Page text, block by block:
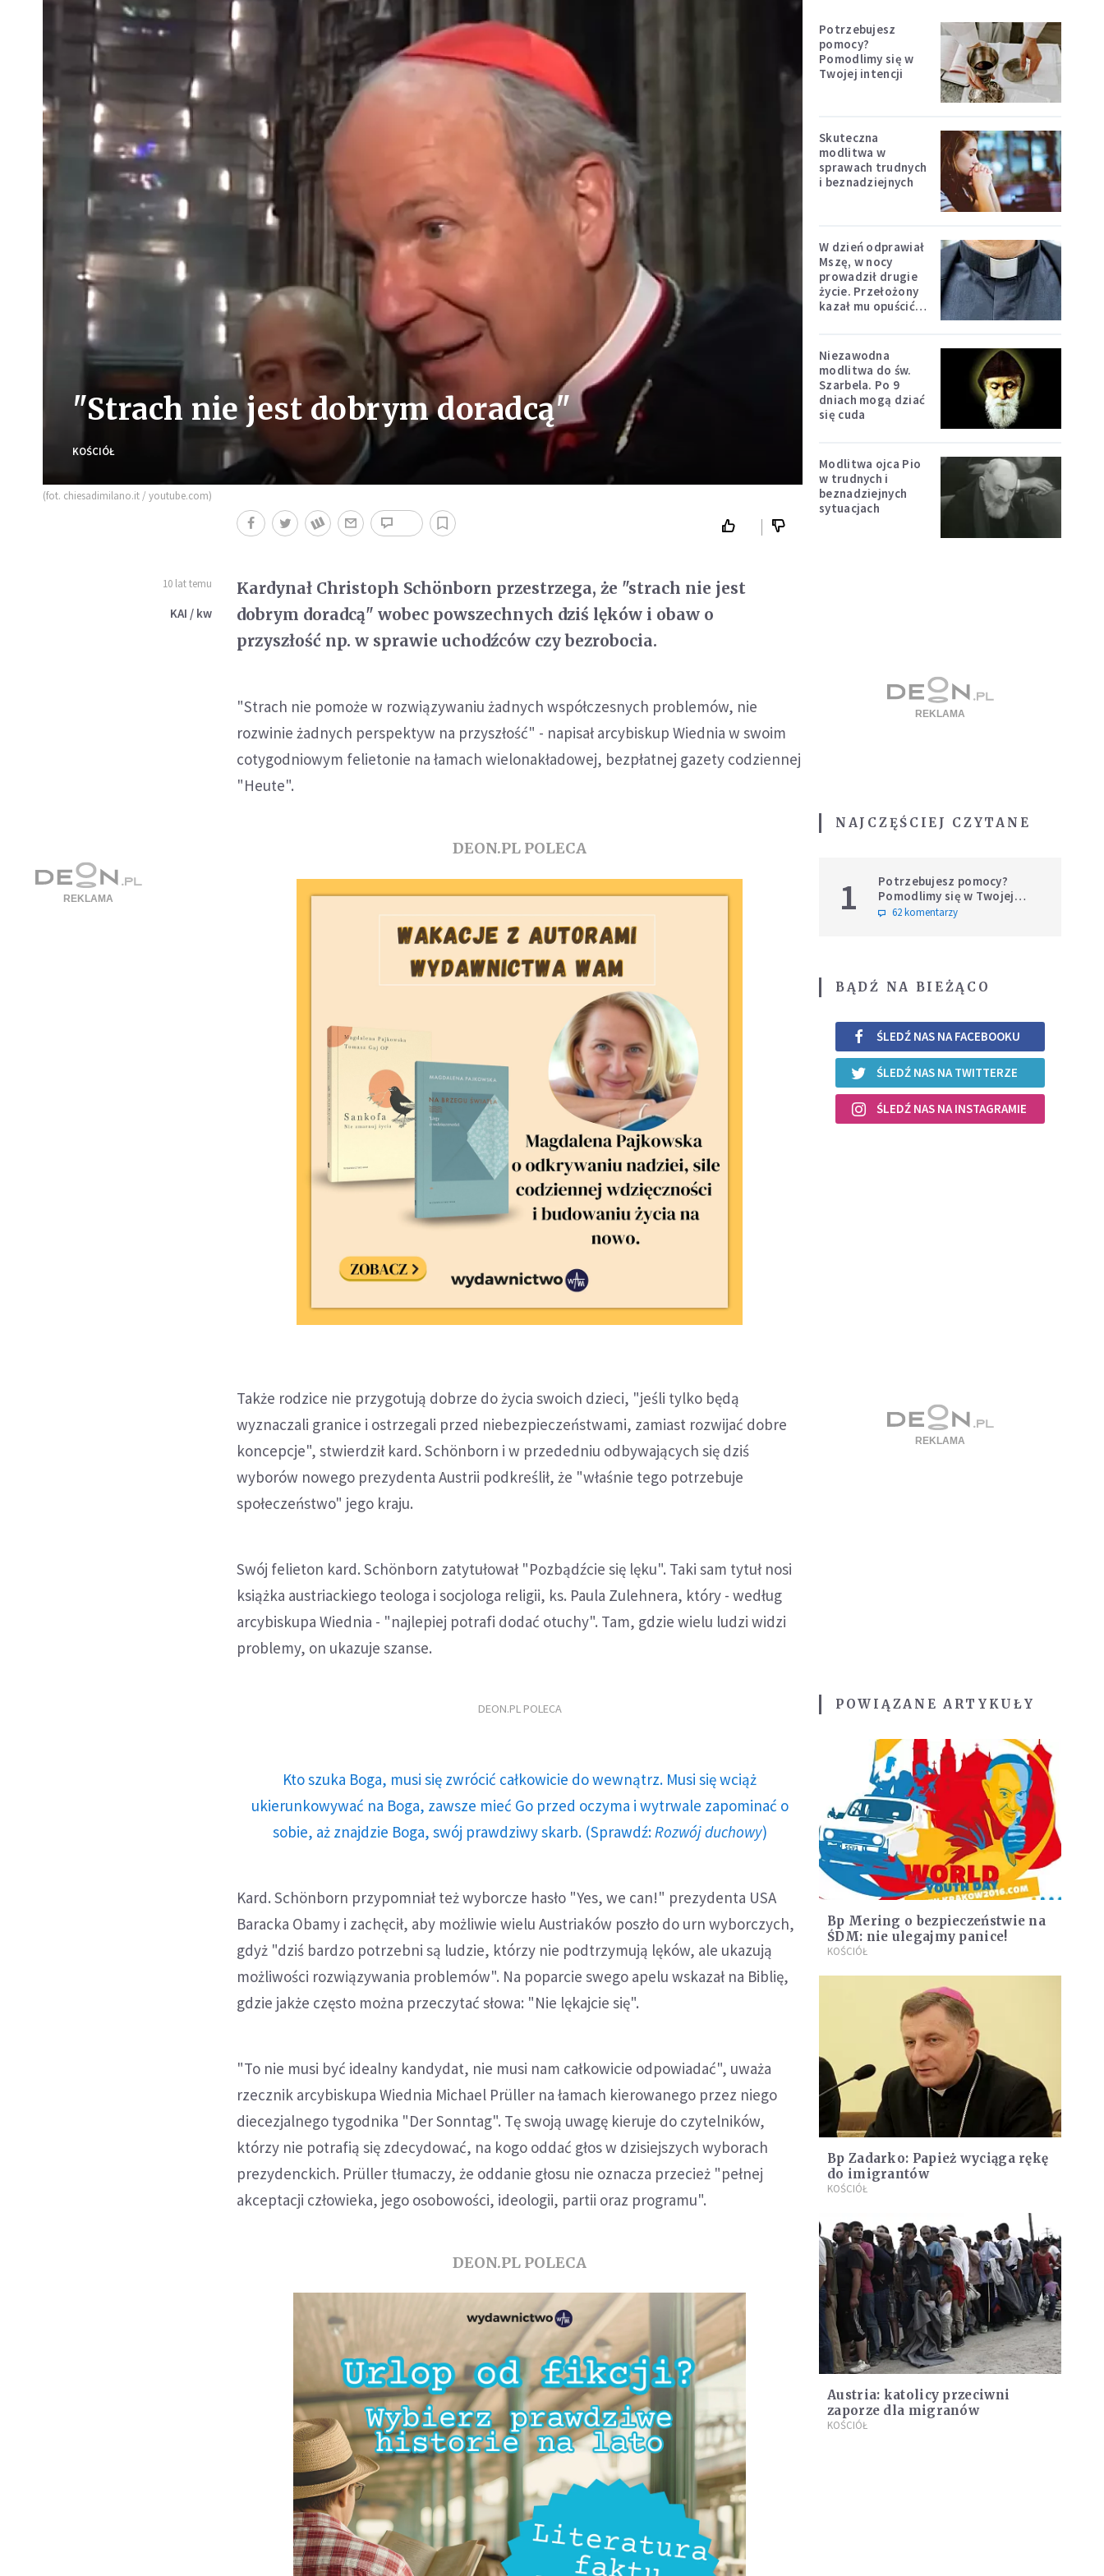
"Strach nie jest dobrym doradcą"
KOŚCIÓŁ
(fot. chiesadimilano.it / youtube.com)
10 lat temu
KAI / kw
Kardynał Christoph Schönborn przestrzega, że "strach nie jest
dobrym doradcą" wobec powszechnych dziś lęków i obaw o
przyszłość np. w sprawie uchodźców czy bezrobocia.
"Strach nie pomoże w rozwiązywaniu żadnych współczesnych problemów, nie
rozwinie żadnych perspektyw na przyszłość" - napisał arcybiskup Wiednia w swoim
cotygodniowym felietonie na łamach wielonakładowej, bezpłatnej gazety codziennej
"Heute".
DEON.PL POLECA
Także rodzice nie przygotują dobrze do życia swoich dzieci, "jeśli tylko będą
wyznaczali granice i ostrzegali przed niebezpieczeństwami, zamiast rozwijać dobre
koncepcje", stwierdził kard. Schönborn i w przededniu odbywających się dziś
wyborów nowego prezydenta Austrii podkreślił, że "właśnie tego potrzebuje
społeczeństwo" jego kraju.
Swój felieton kard. Schönborn zatytułował "Pozbądźcie się lęku". Taki sam tytuł nosi
książka austriackiego teologa i socjologa religii, ks. Paula Zulehnera, który - według
arcybiskupa Wiednia - "najlepiej potrafi dodać otuchy". Tam, gdzie wielu ludzi widzi
problemy, on ukazuje szanse.
DEON.PL POLECA
Kto szuka Boga, musi się zwrócić całkowicie do wewnątrz. Musi się wciąż
ukierunkowywać na Boga, zawsze mieć Go przed oczyma i wytrwale zapominać o
sobie, aż znajdzie Boga, swój prawdziwy skarb. (Sprawdź: Rozwój duchowy)
Kard. Schönborn przypomniał też wyborcze hasło "Yes, we can!" prezydenta USA
Baracka Obamy i zachęcił, aby możliwie wielu Austriaków poszło do urn wyborczych,
gdyż "dziś bardzo potrzebni są ludzie, którzy nie podtrzymują lęków, ale ukazują
możliwości rozwiązywania problemów". Na poparcie swego apelu wskazał na Biblię,
gdzie jakże często można przeczytać słowa: "Nie lękajcie się".
"To nie musi być idealny kandydat, nie musi nam całkowicie odpowiadać", uważa
rzecznik arcybiskupa Wiednia Michael Prüller na łamach kierowanego przez niego
diecezjalnego tygodnika "Der Sonntag". Tę swoją uwagę kieruje do czytelników,
którzy nie potrafią się zdecydować, na kogo oddać głos w dzisiejszych wyborach
prezydenckich. Prüller tłumaczy, że oddanie głosu nie oznacza przecież "pełnej
akceptacji człowieka, jego osobowości, ideologii, partii oraz programu".
DEON.PL POLECA
Potrzebujesz
pomocy?
Pomodlimy się w
Twojej intencji
Skuteczna
modlitwa w
sprawach trudnych
i beznadziejnych
W dzień odprawiał
Mszę, w nocy
prowadził drugie
życie. Przełożony
kazał mu opuścić
Niezawodna
modlitwa do św.
Szarbela. Po 9
dniach mogą dziać
się cuda
Modlitwa ojca Pio
w trudnych i
beznadziejnych
sytuacjach
NAJCZĘŚCIEJ CZYTANE
1
Potrzebujesz pomocy?
Pomodlimy się w Twojej
intencji
62 komentarzy
BĄDŹ NA BIEŻĄCO
ŚLEDŹ NAS NA FACEBOOKU
ŚLEDŹ NAS NA TWITTERZE
ŚLEDŹ NAS NA INSTAGRAMIE
POWIĄZANE ARTYKUŁY
Bp Mering o bezpieczeństwie na
ŚDM: nie ulegajmy panice!
KOŚCIÓŁ
Bp Zadarko: Papież wyciąga rękę
do imigrantów
KOŚCIÓŁ
Austria: katolicy przeciwni
zaporze dla migranów
KOŚCIÓŁ